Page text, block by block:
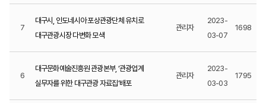
7
대구시, 인도네시아 포상관광단체 유치로
대구관광시장 다변화 모색
관리자
2023-
03-07
1698
6
대구문화예술진흥원 관광본부, ‘관광업계
실무자를 위한 대구관광 자료집’배포
관리자
2023-
03-03
1795